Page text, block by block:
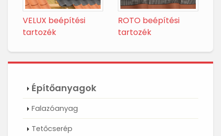
VELUX beépítési
tartozék
ROTO beépítési
tartozék
Építőanyagok
Falazóanyag
Tetőcserép